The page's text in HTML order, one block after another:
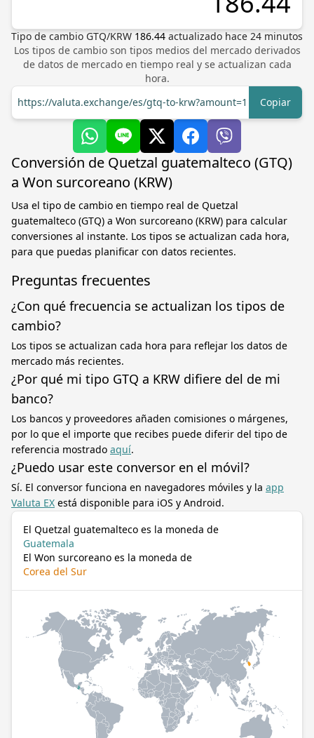
Tipo de cambio GTQ/KRW 186.44 actualizado hace 24 minutos
Los tipos de cambio son tipos medios del mercado derivados
de datos de mercado en tiempo real y se actualizan cada
hora.
https://valuta.exchange/es/gtq-to-krw?amount=1
Copiar
Conversión de Quetzal guatemalteco (GTQ)
a Won surcoreano (KRW)
Usa el tipo de cambio en tiempo real de Quetzal
guatemalteco (GTQ) a Won surcoreano (KRW) para calcular
conversiones al instante. Los tipos se actualizan cada hora,
para que puedas planificar con datos recientes.
Preguntas frecuentes
¿Con qué frecuencia se actualizan los tipos de
cambio?
Los tipos se actualizan cada hora para reflejar los datos de
mercado más recientes.
¿Por qué mi tipo GTQ a KRW difiere del de mi
banco?
Los bancos y proveedores añaden comisiones o márgenes,
por lo que el importe que recibes puede diferir del tipo de
referencia mostrado aquí.
¿Puedo usar este conversor en el móvil?
Sí. El conversor funciona en navegadores móviles y la app
Valuta EX está disponible para iOS y Android.
El Quetzal guatemalteco es la moneda de
Guatemala
El Won surcoreano es la moneda de
Corea del Sur